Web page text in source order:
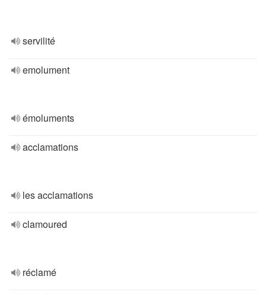
servilité
emolument
émoluments
acclamations
les acclamations
clamoured
réclamé